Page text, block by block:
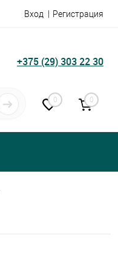
Вход Регистрация
+375 (29) 303 22 30
0 0